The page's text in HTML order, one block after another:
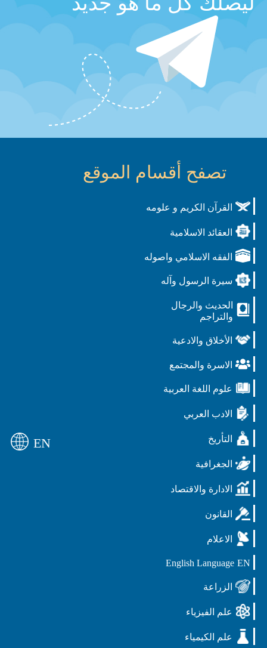
تصفح أقسام الموقع
القرآن الكريم و علومه
العقائد الاسلامية
الفقه الاسلامي واصوله
سيرة الرسول وآله
الحديث والرجال
والتراجم
الأخلاق والادعية
الاسرة والمجتمع
علوم اللغة العربية
الادب العربي
التأريخ
الجغرافية
الادارة والاقتصاد
القانون
الاعلام
EN
English Language
الزراعة
علم الفيزياء
علم الكيمياء
EN